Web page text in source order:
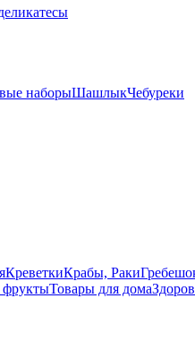
наборыШашлыкЧебуреки
КреветкиКрабы, Раки
Товары для дома